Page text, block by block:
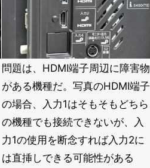
問題は、HDMI端子周辺に障害物
がある機種だ。写真のHDMI端子
の場合、入力1はそもそもどちら
の機種でも接続できないが、入
力1の使用を断念すれば入力2に
は直挿しできる可能性がある